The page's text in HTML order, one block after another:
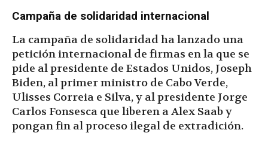
Campaña de solidaridad internacional
La campaña de solidaridad ha lanzado una
petición internacional de firmas en la que se
pide al presidente de Estados Unidos, Joseph
Biden, al primer ministro de Cabo Verde,
Ulisses Correia e Silva, y al presidente Jorge
Carlos Fonsesca que liberen a Alex Saab y
pongan fin al proceso ilegal de extradición.